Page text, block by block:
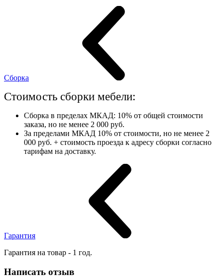
Сборка
Стоимость сборки мебели:
Сборка в пределах МКАД: 10% от общей стоимости
заказа, но не менее 2 000 руб.
За пределами МКАД 10% от стоимости, но не менее 2
000 руб. + стоимость проезда к адресу сборки согласно
тарифам на доставку.
Гарантия
Гарантия на товар - 1 год.
Написать отзыв